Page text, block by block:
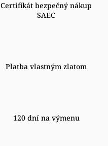
Certifikát bezpečný nákup
SAEC
Platba vlastným zlatom
120 dní na výmenu